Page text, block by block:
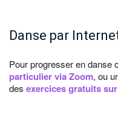
Danse par
Pour progresser en danse
particulier via Zoom, ou
des exercices gratuits